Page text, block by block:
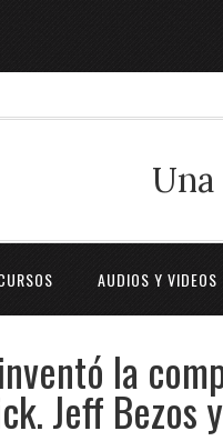
AUDIOS Y VIDEOS
la
Jeff Bezos